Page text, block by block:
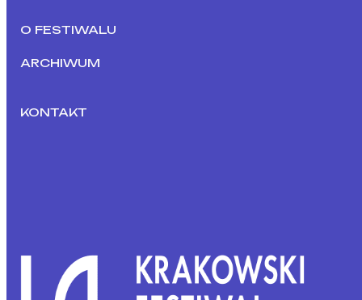
O FESTIWALU
ARCHIWUM
KONTAKT